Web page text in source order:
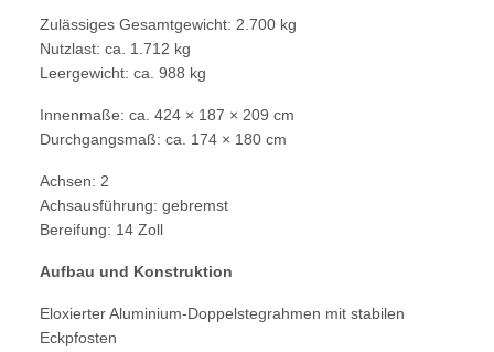
Zulässiges Gesamtgewicht: 2.700 kg
Nutzlast: ca. 1.712 kg
Leergewicht: ca. 988 kg
Innenmaße: ca. 424 × 187 × 209 cm
Durchgangsmaß: ca. 174 × 180 cm
Achsen: 2
Achsausführung: gebremst
Bereifung: 14 Zoll
Aufbau und Konstruktion
Eloxierter Aluminium-Doppelstegrahmen mit stabilen
Eckpfosten